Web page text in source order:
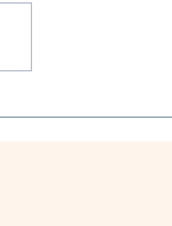
プール・水遊び